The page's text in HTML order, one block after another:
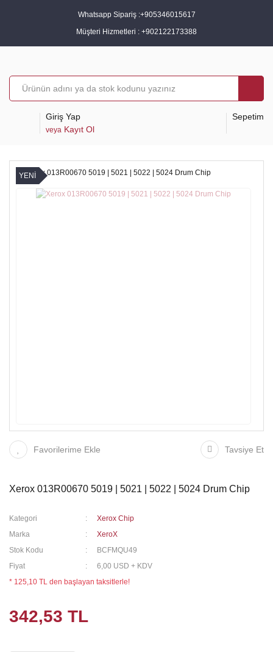
Whatsapp Sipariş :+905346015617
Müşteri Hizmetleri : +902122173388
Giriş Yap
veya Kayıt Ol
Sepetim
YENİ
Favorilerime Ekle Tavsiye Et
Xerox 013R00670 5019 | 5021 | 5022 | 5024 Drum Chip
Kategori
Xerox Chip
Marka
XeroX
Stok Kodu
BCFMQU49
Fiyat
6,00 USD + KDV
* 125,10 TL den başlayan taksitlerle!
342,53 TL